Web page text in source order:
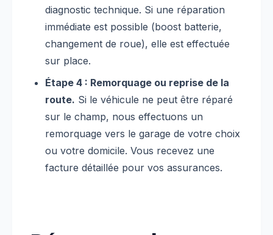
diagnostic technique. Si une réparation
immédiate est possible (boost batterie,
changement de roue), elle est effectuée
sur place.
Étape 4 : Remorquage ou reprise de la
route. Si le véhicule ne peut être réparé
sur le champ, nous effectuons un
remorquage vers le garage de votre choix
ou votre domicile. Vous recevez une
facture détaillée pour vos assurances.